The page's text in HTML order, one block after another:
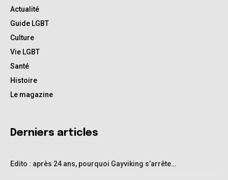
Actualité
Guide LGBT
Culture
Vie LGBT
Santé
Histoire
Le magazine
Derniers articles
Edito : après 24 ans, pourquoi Gayviking s’arrête…